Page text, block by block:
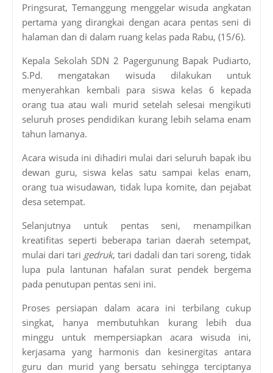
Pringsurat, Temanggung menggelar wisuda angkatan
pertama yang dirangkai dengan acara pentas seni di
halaman dan di dalam ruang kelas pada Rabu, (15/6).
Kepala Sekolah SDN 2 Pagergunung Bapak Pudiarto,
S.Pd. mengatakan wisuda dilakukan untuk
menyerahkan kembali para siswa kelas 6 kepada
orang tua atau wali murid setelah selesai mengikuti
seluruh proses pendidikan kurang lebih selama enam
tahun lamanya.
Acara wisuda ini dihadiri mulai dari seluruh bapak ibu
dewan guru, siswa kelas satu sampai kelas enam,
orang tua wisudawan, tidak lupa komite, dan pejabat
desa setempat.
Selanjutnya untuk pentas seni, menampilkan
kreatifitas seperti beberapa tarian daerah setempat,
mulai dari tari gedruk, tari dadali dan tari soreng, tidak
lupa pula lantunan hafalan surat pendek bergema
pada penutupan pentas seni ini.
Proses persiapan dalam acara ini terbilang cukup
singkat, hanya membutuhkan kurang lebih dua
minggu untuk mempersiapkan acara wisuda ini,
kerjasama yang harmonis dan kesinergitas antara
guru dan murid yang bersatu sehingga terciptanya